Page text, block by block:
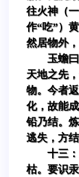
往火神（
作“吃”）
然居物外
玉蟾
天地之先
物。今者
化，故能
铅乃结。
逃失，方
十三
枯。要识